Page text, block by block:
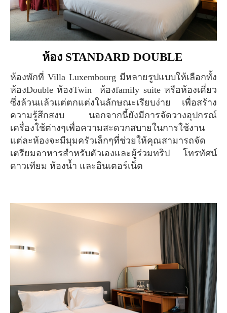
ห้อง STANDARD DOUBLE
ห้องพักที่ Villa Luxembourg มีหลายรูปแบบให้เลือกทั้ง
ห้องDouble ห้องTwin ห้องfamily suite หรือห้องเดี่ยว
ซึ่งล้วนเเล้วแต่ตกแต่งในลักษณะเรียบง่าย เพื่อสร้าง
ความรู้สึกสงบ นอกจากนี้ยังมีการจัดวางอุปกรณ์
เครื่องใช้ต่างๆเพื่อความสะดวกสบายในการใช้งาน
แต่ละห้องจะมีมุมครัวเล็กๆที่ช่วยให้คุณสามารถจัด
เตรียมอาหารสำหรับตัวเองและผู้ร่วมทริป โทรทัศน์
ดาวเทียม ห้องน้ำ และอินเตอร์เน็ต